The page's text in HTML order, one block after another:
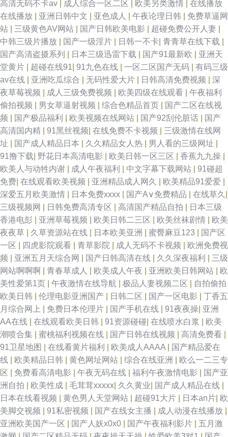
高清无码不卡av
成人综合一区二区 欧美另类激情
在线播放
在线播放
亚洲日韩中文 亚色成人 午夜论理日韩
免费草逼网
站
三级黄色AV网站 国产日韩欧美电影 超碰免费公开人妻
中韩三级片播放
国产一级淫片 日韩一不卡 青青草在线下载
国产高清盗摄系列
日本三级迅雷下载 国产91最新欧
亚洲天
堂黄片
超碰在线91 91九色在线 一区二区国产无码
有码三级
av在线
亚洲吃瓜综合 无码性爱大片 日韩高清免费视频
深
夜草莓视频
成人三级免费视频 欧美四级在线观看
午夜福利
偷拍视频
男女草逼射视频 综合色精品首页
国产二区在线视
频
国产极品福利 欧美视频在线网站 国产92刮伦脏话
国产
高清国内精
91黑丝视频 在线免费不卡视频
三级激情在线网
址
国产成人精品日本 久久精品女人热 男人看的三级网址
91撸下载 野花日本高清电影 欧美日韩一区三区 香蕉九九操
欧美人与动牲内谢
成人午夜福利 中文字幕下载网站
91碰超
免费 在线观看欧美视频 亚洲精品成人网久 欧美精品91爱爱
深爱五月欧美激情
日本免费xxxx 国产A∨免费精品 在线草久
三级视频网
日韩免费高清专区 高清国产精品自拍
日本三级
香港电彭
亚洲草莓视频 欧美日韩二三区 欧美丝袜剧情
欧美
夜夜草
久草资源站在线 日本欧美亚洲 蜜臀麻豆123
国产区
一区
四虎影院观看 青草影院 成人无码不卡视频
欧洲免费视
频
亚洲五月天综合网 国产日韩高清在线 久久深夜福利
三级
网站啊啊啊
青春草成人 欧美成人午夜 亚洲欧美日韩网站
欧
美性爱第1页
午夜激情在线导航 极品人妻视频二区
自拍偷拍
欧美日韩
伦理电影亚洲国产 日韩二区 国产一区电影
丁香五
月综合网上
免费日本伦理片 国产手机在线 91夜夜操 亚洲
AA在线
在线观看欧美日韩 91资源碰碰 在线喷水白浆
欧美
潮喷合集
蜜桃福利视频在线 国产日韩在线视频 高清免费看
91卫星地图
在线看黄片福利 欧美成人AAAA
国产精品爱在
线
欧美精品日韩 黄色网址网站 综合在线亚洲
欧么一二三专
区
免费看高清电影 午夜无码在线 福利午夜激情电影
国产亚
洲自拍
欧美性成 毛茸茸xxxxx 久久黄业 国产成人精品在线
日本在线看视频
黄色男人天堂网站 超碰91大片 日本an片 欧
美脚交视频
91私密视频 国产在线女主播 成人动漫在线播放
亚洲欧美国产一区
国产人妖x0x0 国产午夜福利影片
五月激